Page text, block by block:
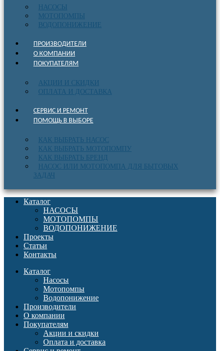
НАСОСЫ
МОТОПОМПЫ
ВОДОПОНИЖЕНИЕ
ПРОИЗВОДИТЕЛИ
О КОМПАНИИ
ПОКУПАТЕЛЯМ
АКЦИИ И СКИДКИ
ОПЛАТА И ДОСТАВКА
СЕРВИС И РЕМОНТ
ПОМОЩЬ В ВЫБОРЕ
КАК ВЫБРАТЬ НАСОС
КАК ВЫБРАТЬ МОТОПОМПУ
КАК ВЫБРАТЬ БРЕНД
НАСОС ИЛИ МОТОПОМПА ДЛЯ БЫТОВЫХ
ЗАДАЧ
Каталог
НАСОСЫ
МОТОПОМПЫ
ВОДОПОНИЖЕНИЕ
Проекты
Статьи
Контакты
Каталог
Насосы
Мотопомпы
Водопонижение
Производители
О компании
Покупателям
Акции и скидки
Оплата и доставка